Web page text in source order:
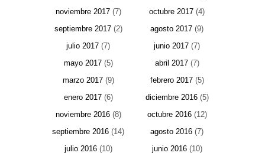
noviembre 2017(7) octubre 2017 (4)
septiembre 2017(2) agosto 2017 (9)
julio 2017 (7) junio 2017 (7)
mayo 2017(5) abril 2017(7)
marzo 2017(9) febrero 2017(5)
enero 2017(6) diciembre 2016(5)
noviembre 2016(8) octubre 2016(12)
septiembre 2016 (14) agosto 2016 (7)
julio 2016(10) junio 2016(10)